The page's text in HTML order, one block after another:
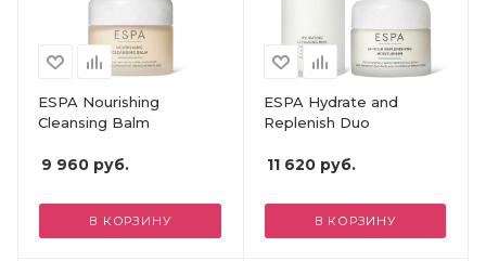
ESPA Nourishing
Cleansing Balm
9 960 руб.
В КОРЗИНУ
ESPA Hydrate and
Replenish Duo
11 620руб.
В КОРЗИНУ